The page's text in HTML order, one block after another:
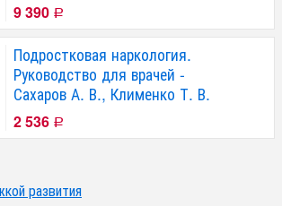
9 390 Р
Подростковая наркология.
Руководство для врачей -
Сахаров А. В., Клименко Т. В.
2 536 Р
развития